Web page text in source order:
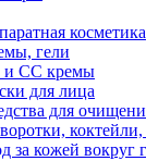
косметика
гели
и CC кремы
для лица
для
за кожей вокруг